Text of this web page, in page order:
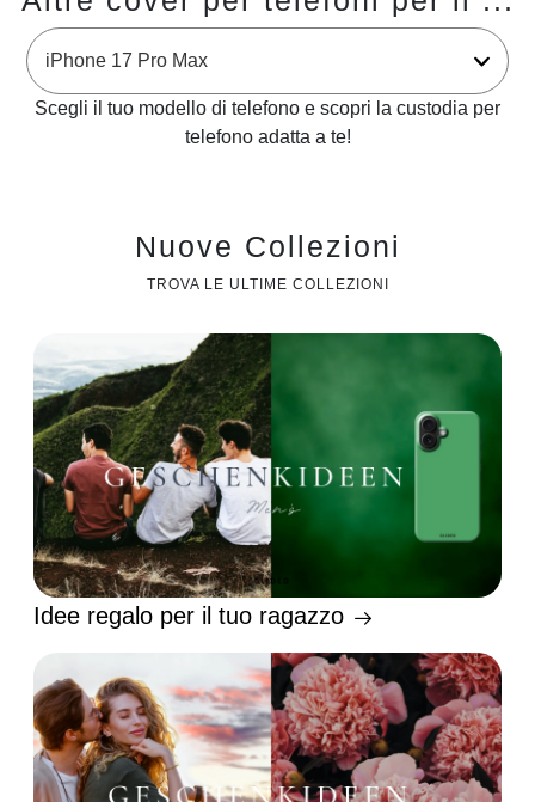
Scegli il tuo modello di telefono e scopri la custodia per
telefono adatta a te!
Nuove Collezioni
TROVA LE ULTIME COLLEZIONI
Idee regalo per il tuo ragazzo